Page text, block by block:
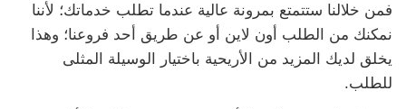
فمن خلالنا ستتمتع بمرونة عالية عندما تطلب خدماتك؛ لأننا
نمكنك من الطلب أون لاين أو عن طريق أحد فروعنا؛ وهذا
يخلق لديك المزيد من الأريحية باختيار الوسيلة المثلى
للطلب.